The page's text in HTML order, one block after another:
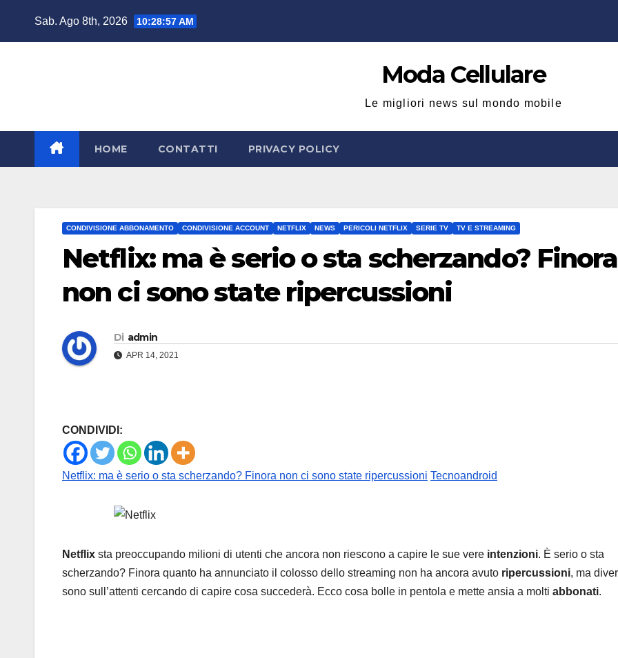
Sab. Ago 8th, 2026 10:28:59 AM
Moda Cellulare
Le migliori news sul mondo mobile
HOME CONTATTI PRIVACY POLICY
CONDIVISIONE ABBONAMENTO CONDIVISIONE ACCOUNT NETFLIX NEWS PERICOLI NETFLIX SERIE TV TV E STREAMING
Netflix: ma è serio o sta scherzando? Finora
non ci sono state ripercussioni
Di admin
APR 14, 2021
CONDIVIDI:
Netflix: ma è serio o sta scherzando? Finora non ci sono state ripercussioni Tecnoandroid
Netflix sta preoccupando milioni di utenti che ancora non riescono a capire le sue vere intenzioni. È serio o sta
scherzando? Finora quanto ha annunciato il colosso dello streaming non ha ancora avuto ripercussioni, ma
sono sull’attenti cercando di capire cosa succederà. Ecco cosa bolle in pentola e mette ansia a molti abbonati.